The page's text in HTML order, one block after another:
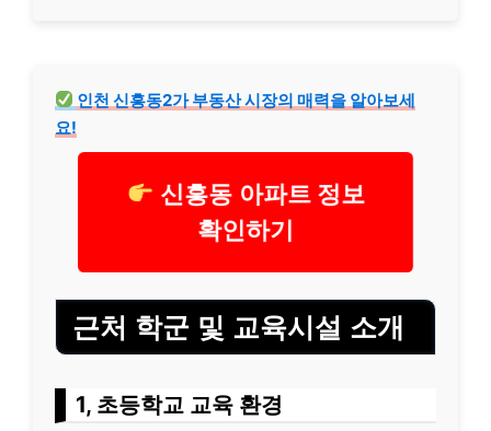
인천 신흥동2가 부동산 시장의 매력을 알아보세
요!
신흥동 아파트 정보
확인하기
근처 학군 및 교육시설 소개
1, 초등학교 교육 환경